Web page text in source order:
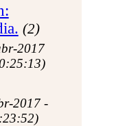
(2)
2017
2017 -